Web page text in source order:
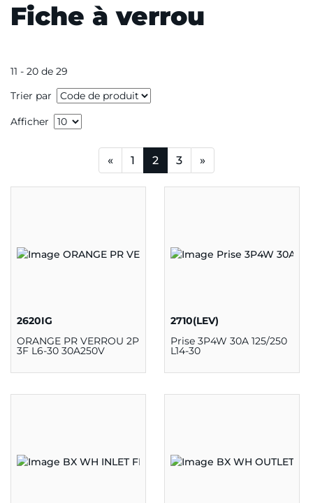
Fiche à verrou
11 - 20 de 29
Trier par
Afficher
« 1 2 3 »
2620IG
ORANGE PR VERROU 2P
3F L6-30 30A250V
2710(LEV)
Prise 3P4W 30A 125/250
L14-30